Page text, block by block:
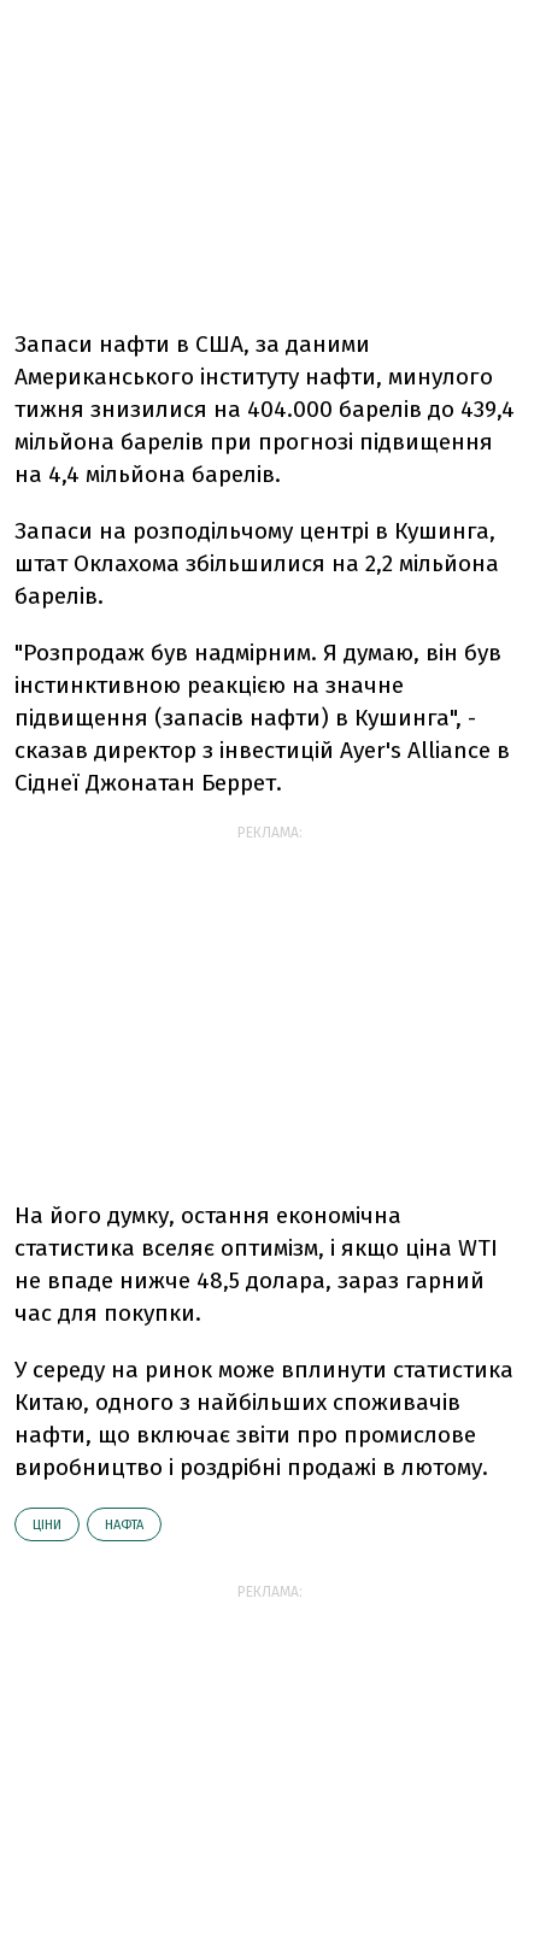
Запаси нафти в США, за даними
Американського інституту нафти, минулого
тижня знизилися на 404.000 барелів до 439,4
мільйона барелів при прогнозі підвищення
на 4,4 мільйона барелів.
Запаси на розподільчому центрі в Кушинга,
штат Оклахома збільшилися на 2,2 мільйона
барелів.
"Розпродаж був надмірним. Я думаю, він був
інстинктивною реакцією на значне
підвищення (запасів нафти) в Кушинга", -
сказав директор з інвестицій Ayer's Alliance в
Сіднеї Джонатан Беррет.
РЕКЛАМА:
На його думку, остання економічна
статистика вселяє оптимізм, і якщо ціна WTI
не впаде нижче 48,5 долара, зараз гарний
час для покупки.
У середу на ринок може вплинути статистика
Китаю, одного з найбільших споживачів
нафти, що включає звіти про промислове
виробництво і роздрібні продажі в лютому.
ЦІНИ НАФТА
РЕКЛАМА: